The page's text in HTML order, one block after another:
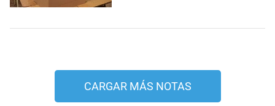
CARGAR MÁS NOTAS